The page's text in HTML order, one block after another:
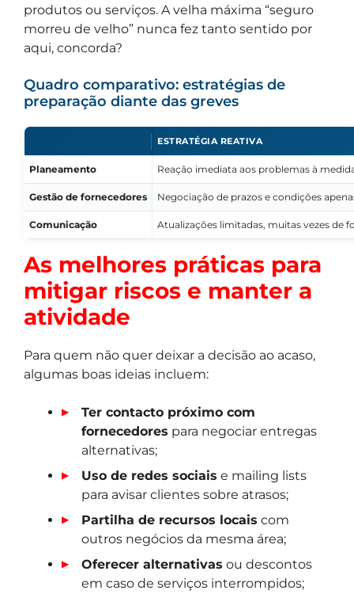
produtos ou serviços. A velha máxima “seguro
morreu de velho” nunca fez tanto sentido por
aqui, concorda?
Quadro comparativo: estratégias de
preparação diante das greves
ESTRATÉGIA REATIVA
Planeamento Reação imediata aos problemas à
Gestão de fornecedores Negociação de prazos e condições
Comunicação Atualizações limitadas, muitas vezes de
As melhores práticas para
mitigar riscos e manter a
atividade
Para quem não quer deixar a decisão ao acaso,
algumas boas ideias incluem:
Ter contacto próximo com
fornecedores para negociar entregas
alternativas;
Uso de redes sociais e mailing lists
para avisar clientes sobre atrasos;
Partilha de recursos locais com
outros negócios da mesma área;
Oferecer alternativas ou descontos
em caso de serviços interrompidos;